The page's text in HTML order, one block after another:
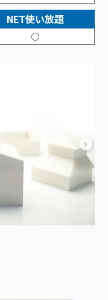
サービス料⾦表
ン
ップ
NET使い放題
○